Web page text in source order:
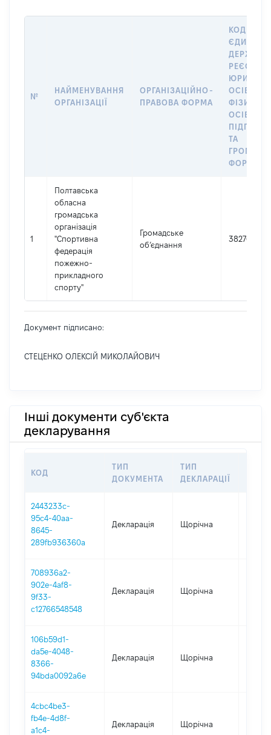
№
НАЙМЕНУВАННЯ
ОРГАНІЗАЦІЇ
ОРГАНІЗАЦІЙНО-
ПРАВОВА ФОРМА
КОД В
РЕЄСТРІ
ОСІБ,
ОСІБ –
ТА
1
Полтавська
обласна
громадська
організація
"Спортивна
федерація
пожежно-
прикладного
спорту"
Громадське
об’єднання
38276389
Документ підписано:
СТЕЦЕНКО ОЛЕКСІЙ МИКОЛАЙОВИЧ
Інші документи суб'єкта
декларування
КОД
ТИП
ДОКУМЕНТА
ТИП
ДЕКЛАРАЦІЇ
2443233c-
95c4-40aa-
8645-
289fb936360a
Декларація Щорічна
708936a2-
902e-4af8-
9f33-
c12766548548
Декларація Щорічна
106b59d1-
da5e-4048-
8366-
94bda0092a6e
Декларація Щорічна
4cbc4be3-
fb4e-4d8f-
a1c4-
Декларація Щорічна